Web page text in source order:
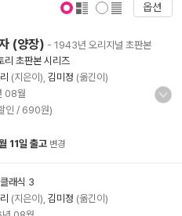
옵션
(양장) - 1943년 오리지널 초판본
리 초판본 시리즈
(지은이), 김미정 (옮긴이)
08월
인 / 690원)
11일 출고 변경
래식 3
(지은이), 김미정 (옮긴이)